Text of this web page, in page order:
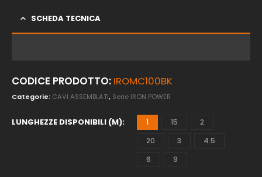
SCHEDA TECNICA
CODICE PRODOTTO: IROMC100BK
Categorie: CAVI ASSEMBLATI, Serie IRON POWER
LUNGHEZZE DISPONIBILI (M) 1 15
2
20
3
4.5
6
9